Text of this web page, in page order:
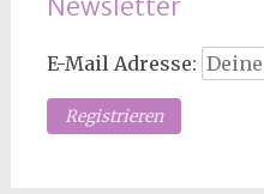
Newsletter
E-Mail Adresse: